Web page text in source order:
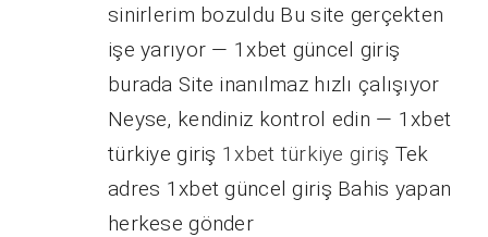
sinirlerim bozuldu Bu site gerçekten
işe yarıyor — 1xbet güncel giriş
burada Site inanılmaz hızlı çalışıyor
Neyse, kendiniz kontrol edin — 1xbet
türkiye giriş 1xbet türkiye giriş Tek
adres 1xbet güncel giriş Bahis yapan
herkese gönder